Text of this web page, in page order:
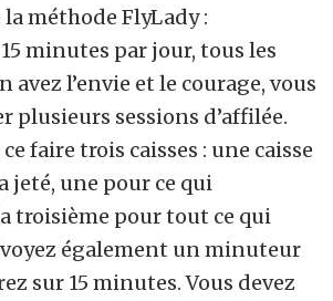
la méthode FlyLady :
minutes par jour, tous les
avez l’envie et le courage, vous
plusieurs sessions d’affilée.
faire trois caisses : une caisse
jeté, une pour ce qui
troisième pour tout ce qui
également un minuteur
sur 15 minutes. Vous devez